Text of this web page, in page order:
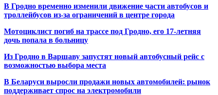
В Гродно временно изменили движение части автобусов и
троллейбусов из-за ограничений в центре города
Мотоциклист погиб на трассе под Гродно, его 17-летняя
дочь попала в больницу
Из Гродно в Варшаву запустят новый автобусный рейс с
возможностью выбора места
В Беларуси выросли продажи новых автомобилей: рынок
поддерживает спрос на электромобили